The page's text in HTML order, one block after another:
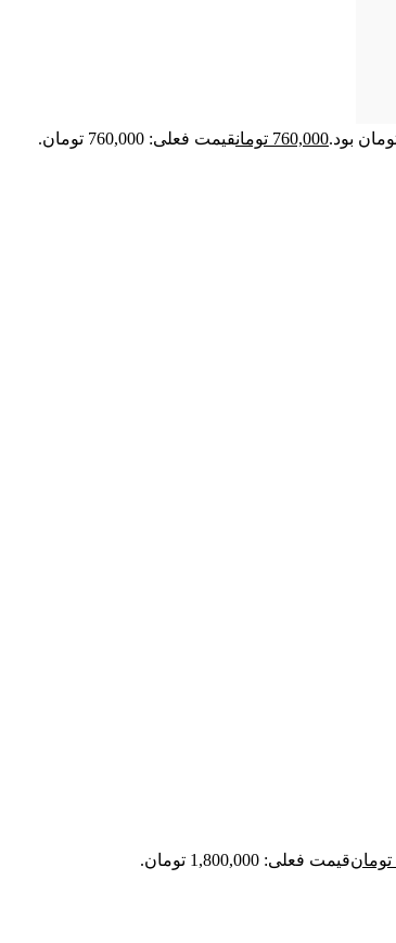
760,000 تومانقیمت فعلی: 760,000 تومان.
تومانقیمت فعلی: 1,800,000 تومان.